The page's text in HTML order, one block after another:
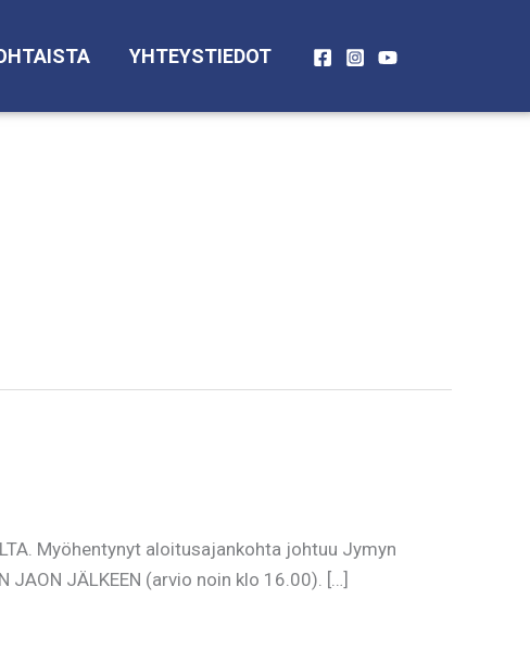
YHTEYSTIEDOT
Myöhentynyt aloitusajankohta johtuu Jymyn
JAON JÄLKEEN (arvio noin klo 16.00). […]